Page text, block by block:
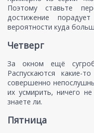
Поэтому ставьте
достижение
вероятности куда
Четверг
За окном ещё
Распускаются какие-
совершенно
их усмирить, ничего
знаете ли.
Пятница